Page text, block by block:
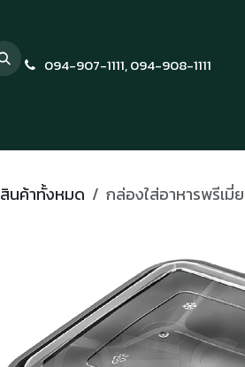
094-907-1111,094-908-1111
สินค้าทั้งหมด กล่องใส่อาหารพรีเมี่